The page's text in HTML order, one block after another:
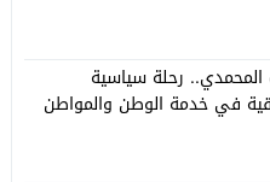
المحمدي.. رحلة سياسية
في خدمة الوطن والمواطن